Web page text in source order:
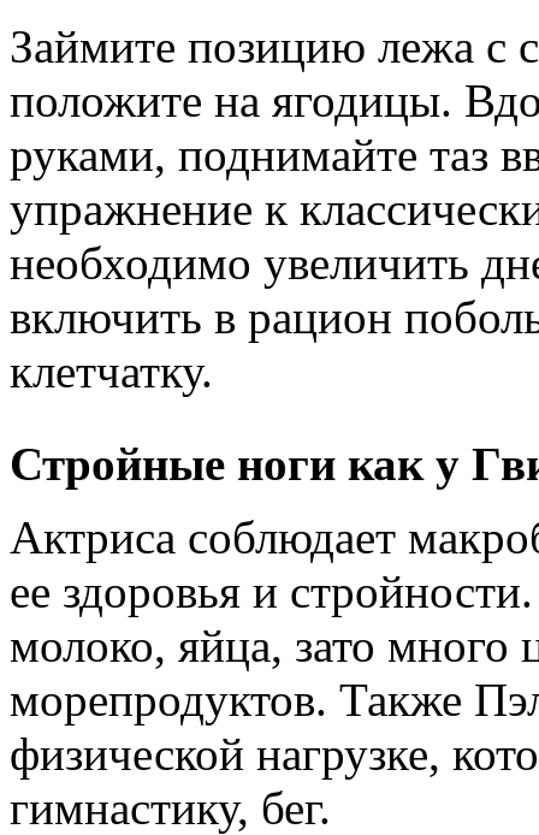
Займите позицию лежа с
положите на ягодицы.
руками, поднимайте таз
упражнение к
необходимо увеличить
включить в рацион
клетчатку.
Стройные ноги как у
Актриса соблюдает
ее здоровья и
молоко, яйца, зато много
морепродуктов. Также
физической нагрузке,
гимнастику, бег.